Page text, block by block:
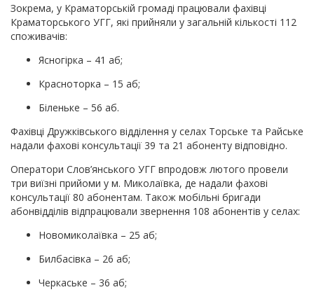
Зокрема, у Краматорській громаді працювали фахівці
Краматорського УГГ, які прийняли у загальній кількості 112
споживачів:
Ясногірка – 41 аб;
Красноторка – 15 аб;
Біленьке – 56 аб.
Фахівці Дружківського відділення у селах Торське та Райське
надали фахові консультації 39 та 21 абоненту відповідно.
Оператори Слов’янського УГГ впродовж лютого провели
три виїзні прийоми у м. Миколаївка, де надали фахові
консультації 80 абонентам. Також мобільні бригади
абонвідділів відпрацювали звернення 108 абонентів у селах:
Новомиколаївка – 25 аб;
Билбасівка – 26 аб;
Черкаське – 36 аб;